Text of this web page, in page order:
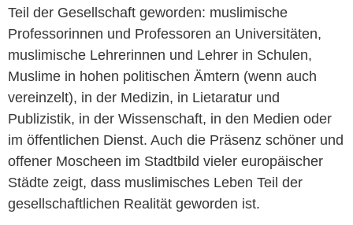
Teil der Gesellschaft geworden: muslimische
Professorinnen und Professoren an Universitäten,
muslimische Lehrerinnen und Lehrer in Schulen,
Muslime in hohen politischen Ämtern (wenn auch
vereinzelt), in der Medizin, in Lietaratur und
Publizistik, in der Wissenschaft, in den Medien oder
im öffentlichen Dienst. Auch die Präsenz schöner und
offener Moscheen im Stadtbild vieler europäischer
Städte zeigt, dass muslimisches Leben Teil der
gesellschaftlichen Realität geworden ist.